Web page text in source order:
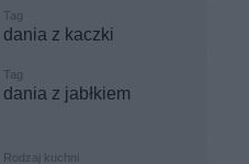
dania z kaczki
dania z jabłkiem